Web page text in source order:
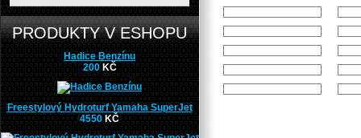
PRODUKTY V ESHOPU
Hadice Benzínu
200KČ
Freestylový Hydroturf Yamaha SuperJet
4550 KČ